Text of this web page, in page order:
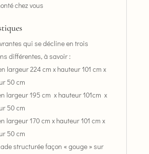
chez vous
qui se décline en trois
différentes, à savoir :
largeur 224 cm x hauteur 101 cm x
50 cm
largeur 195 cm x hauteur 101cm x
50 cm
largeur 170 cm x hauteur 101 cm x
50 cm
structurée façon « gouge » sur